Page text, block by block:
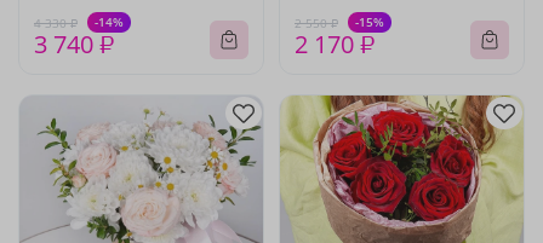
4 330 ₽ -14%
3 740 ₽
2 550 ₽ -15%
2 170 ₽